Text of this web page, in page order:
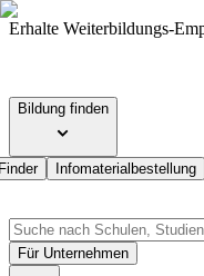
Erhalte Weiterbildungs-
Bildung finden
Infomaterialbestellung
Für Unternehmen